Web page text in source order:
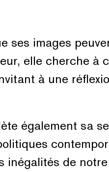
ses images
elle cherche à
à une
également sa
inégalités de